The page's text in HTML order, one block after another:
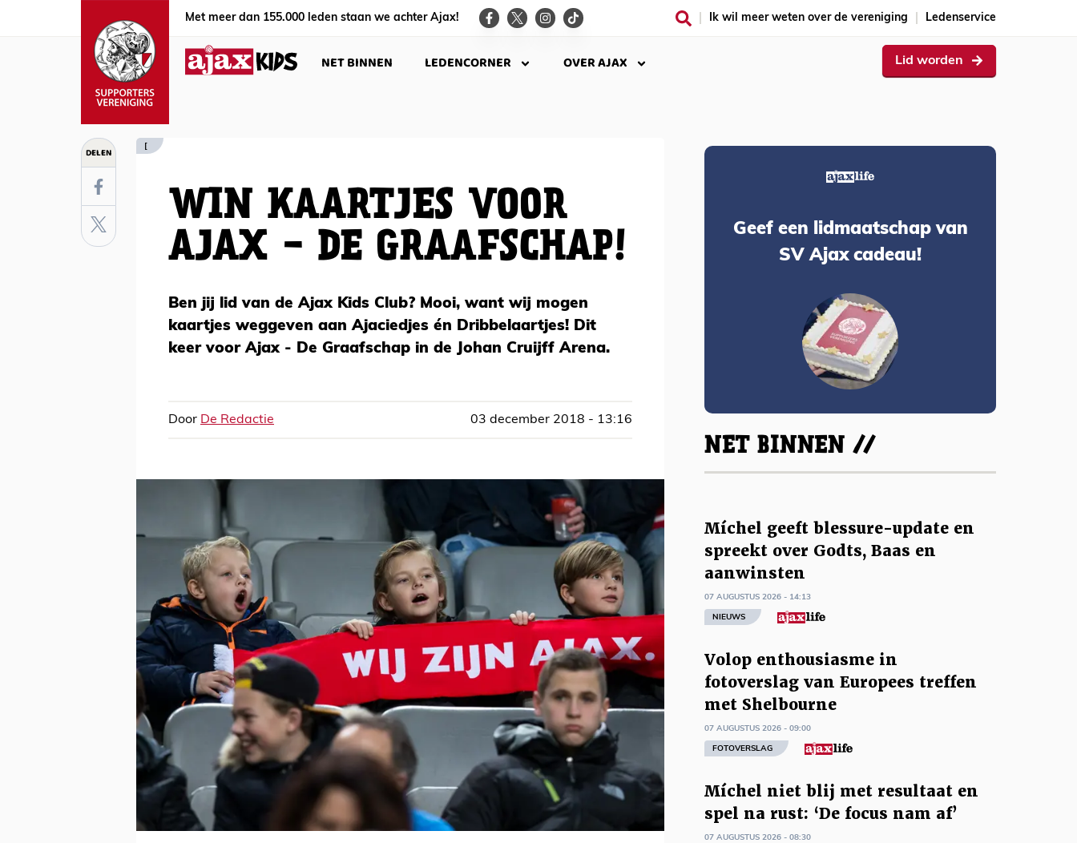
Met meer dan 155.000 leden staan we achter Ajax! Ik wil meer weten over de vereniging Ledenservice
NET BINNEN LEDENCORNER OVER AJAX Lid worden
DELEN [
WIN KAARTJES VOOR
AJAX - DE GRAAFSCHAP!
Ben jij lid van de Ajax Kids Club? Mooi, want wij mogen
kaartjes weggeven aan Ajaciedjes én Dribbelaartjes! Dit
keer voor Ajax - De Graafschap in de Johan Cruijff Arena.
Door De Redactie 03 december 2018 - 13:16
Geef een lidmaatschap van
SV Ajax cadeau!
NET BINNEN //
Míchel geeft blessure-update en
spreekt over Godts, Baas en
aanwinsten
07 AUGUSTUS 2026 - 14:13
NIEUWS
Volop enthousiasme in
fotoverslag van Europees treffen
met Shelbourne
07 AUGUSTUS 2026 - 09:00
FOTOVERSLAG
Míchel niet blij met resultaat en
spel na rust: ‘De focus nam af’
07 AUGUSTUS 2026 - 08:30